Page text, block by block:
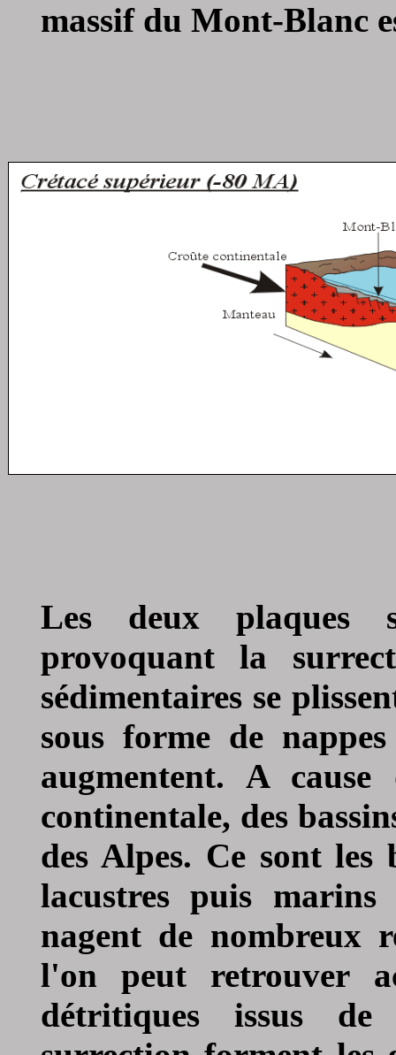
massif du Mont-Blanc
Les deux plaques
provoquant la
sédimentaires se
sous forme de
augmentent. A
continentale, des
des Alpes. Ce sont les
lacustres puis
nagent de nombreux
l'on peut retrouver
détritiques issus